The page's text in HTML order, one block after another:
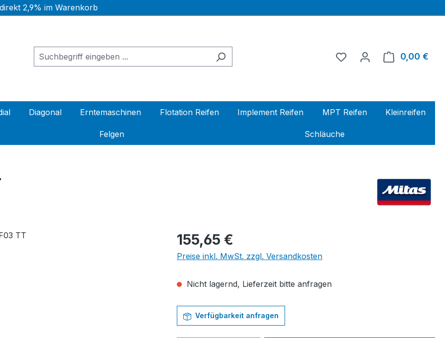
2,9% im Warenkorb
0,00 €
Diagonal Erntemaschinen Flotation Reifen Implement Reifen MPT Reifen Kleinreifen
Felgen Schläuche
Regulärer Preis:
155,65 €
Preise inkl. MwSt. zzgl. Versandkosten
Nicht lagernd, Lieferzeit bitte anfragen
Verfügbarkeit anfragen